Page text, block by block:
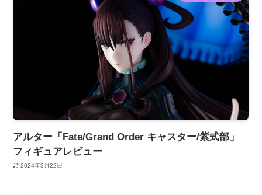
アルター「Fate/Grand Order キャスター/紫式部」
フィギュアレビュー
2024年3月22日